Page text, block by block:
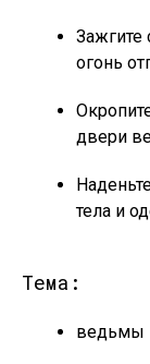
Зажгите
огонь
двери
тела и
Тема:
ведьмы